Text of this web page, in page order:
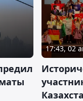
17:43, 02